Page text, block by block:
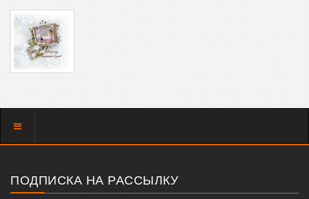
Показать
ПОДПИСКА НА РАССЫЛКУ